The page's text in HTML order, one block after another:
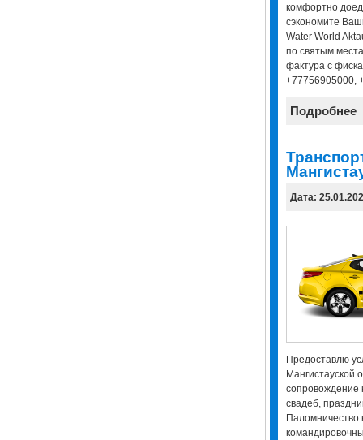
комфортно
сэкономите
Water World
по святым
фактура с
+77756905000,
Подробнее
Дата:
Предоставлю
Мангистауской
сопровождение
свадеб,
Паломничество